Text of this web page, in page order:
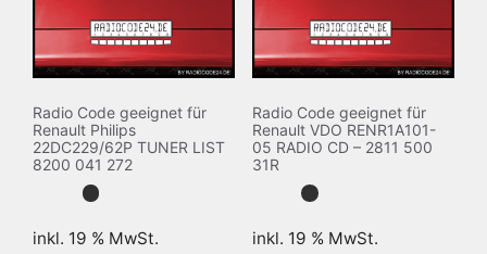
Radio Code geeignet für
Renault Philips
22DC229/62P TUNER LIST
8200 041 272
inkl. 19 % MwSt.
Radio Code geeignet für
Renault VDO RENR1A101-
05 RADIO CD – 2811 500
31R
inkl. 19 % MwSt.